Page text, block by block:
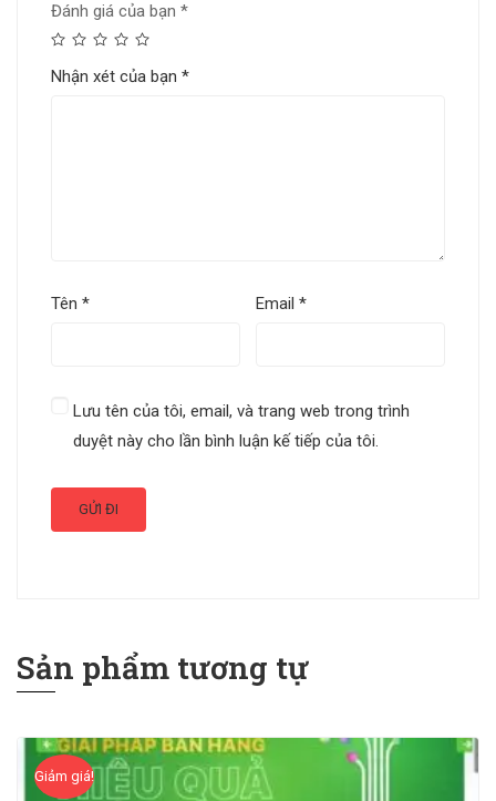
Đánh giá của bạn *
Nhận xét của bạn *
Tên * Email*
Lưu tên của tôi, email, và trang web trong trình
duyệt này cho lần bình luận kế tiếp của tôi.
Sản phẩm tương tự
Giảm giá!